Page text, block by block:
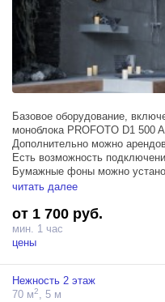
Базовое оборудование,
моноблока PROFOTO D1 500
Дополнительно можно
Есть возможность
Бумажные фоны можно
Свет из окон искусственный.
читать далее
от 1 700 руб.
мин. 1 час
цены
Нежность 2 этаж
70 м2, 5 м